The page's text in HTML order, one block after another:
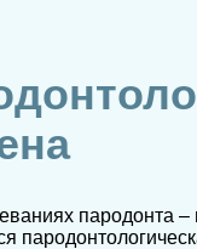
пародонта –